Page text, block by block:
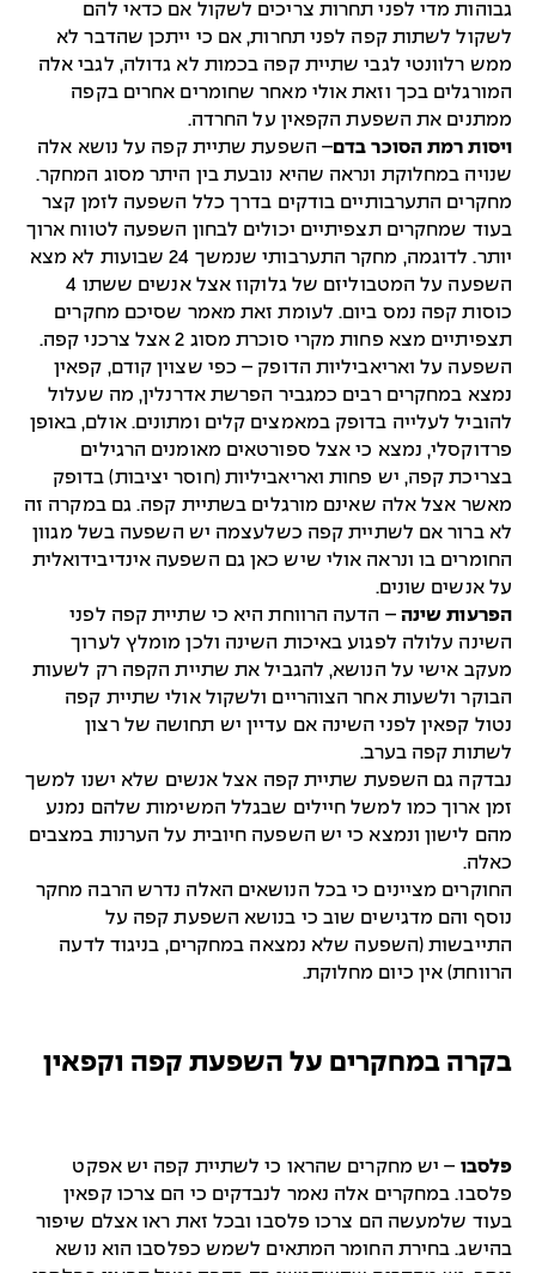
גבוהות מדי לפני תחרות צריכים לשקול אם כדאי להם
לשקול לשתות קפה לפני תחרות, אם כי ייתכן שהדבר לא
ממש רלוונטי לגבי שתיית קפה בכמות לא גדולה, לגבי אלה
המורגלים בכך וזאת אולי מאחר שחומרים אחרים בקפה
ממתנים את השפעת הקפאין על החרדה.
ויסות רמת הסוכר בדם– השפעת שתיית קפה על נושא אלה
שנויה במחלוקת ונראה שהיא נובעת בין היתר מסוג המחקר.
מחקרים התערבותיים בודקים בדרך כלל השפעה לזמן קצר
בעוד שמחקרים תצפיתיים יכולים לבחון השפעה לטווח ארוך
יותר. לדוגמה, מחקר התערבותי שנמשך 24 שבועות לא מצא
השפעה על המטבוליזם של גלוקוז אצל אנשים ששתו 4
כוסות קפה נמס ביום. לעומת זאת מאמר שסיכם מחקרים
תצפיתיים מצא פחות מקרי סוכרת מסוג 2 אצל צרכני קפה.
השפעה על ואריאביליות הדופק – כפי שצוין קודם, קפאין
נמצא במחקרים רבים כמגביר הפרשת אדרנלין, מה שעלול
להוביל לעלייה בדופק במאמצים קלים ומתונים. אולם, באופן
פרדוקסלי, נמצא כי אצל ספורטאים מאומנים הרגילים
בצריכת קפה, יש פחות ואריאביליות (חוסר יציבות) בדופק
מאשר אצל אלה שאינם מורגלים בשתיית קפה. גם במקרה זה
לא ברור אם לשתיית קפה כשלעצמה יש השפעה בשל מגוון
החומרים בו ונראה אולי שיש כאן גם השפעה אינדיבידואלית
על אנשים שונים.
הפרעות שינה – הדעה הרווחת היא כי שתיית קפה לפני
השינה עלולה לפגוע באיכות השינה ולכן מומלץ לערוך
מעקב אישי על הנושא, להגביל את שתיית הקפה רק לשעות
הבוקר ולשעות אחר הצוהריים ולשקול אולי שתיית קפה
נטול קפאין לפני השינה אם עדיין יש תחושה של רצון
לשתות קפה בערב.
נבדקה גם השפעת שתיית קפה אצל אנשים שלא ישנו למשך
זמן ארוך כמו למשל חיילים שבגלל המשימות שלהם נמנע
מהם לישון ונמצא כי יש השפעה חיובית על הערנות במצבים
כאלה.
החוקרים מציינים כי בכל הנושאים האלה נדרש הרבה מחקר
נוסף והם מדגישים שוב כי בנושא השפעת קפה על
התייבשות (השפעה שלא נמצאה במחקרים, בניגוד לדעה
הרווחת) אין כיום מחלוקת.
בקרה במחקרים על השפעת קפה וקפאין
פלסבו – יש מחקרים שהראו כי לשתיית קפה יש אפקט
פלסבו. במחקרים אלה נאמר לנבדקים כי הם צרכו קפאין
בעוד שלמעשה הם צרכו פלסבו ובכל זאת ראו אצלם שיפור
בהישג. בחירת החומר המתאים לשמש כפלסבו הוא נושא